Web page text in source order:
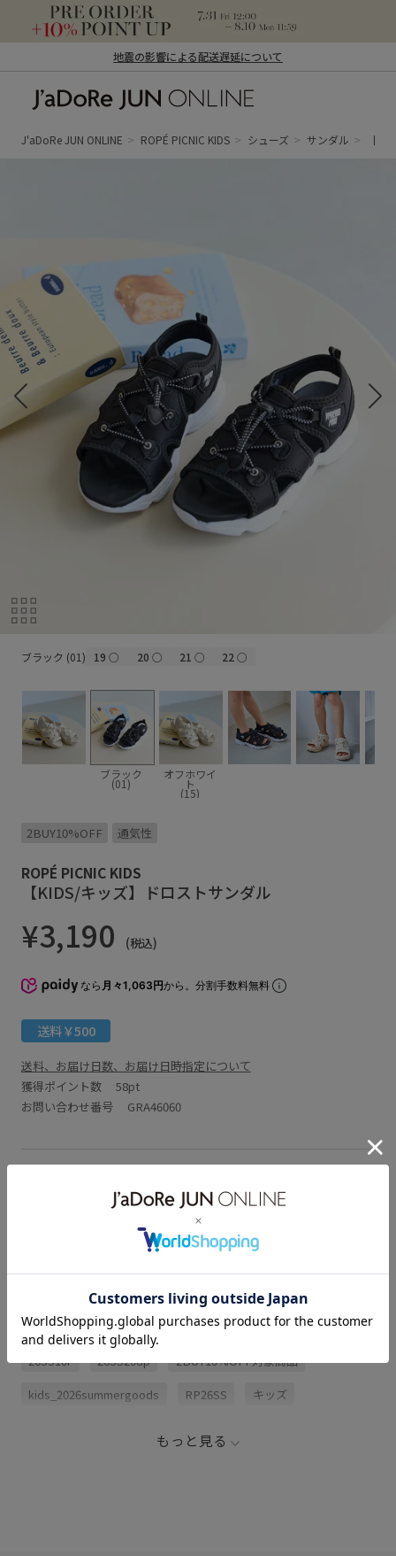
地震の影響による配送遅延について
ン オンライン）
J'aDoRe JUN ONLINE ROPÉ PICNIC KIDS シューズ サンダル 【
ブラック (01) 19○ 20 ○ 21 ○ 22 ○
ブラック
(01)
オフホワイ
ト
(15)
2BUY10%OFF 通気性
ROPÉ PICNIC KIDS
【KIDS/キッズ】ドロストサンダル
¥3,190 (税込)
なら 月々1,063円から。分割手数料無料
送料￥500
送料、お届け日数、お届け日時指定について
獲得ポイント数 58pt
お問い合わせ番号 GRA46060
サイズ・素材・お手入れ方法
関連タグ
26SS10r 26SS20dp 2BUY10%OFF対象商品
kids_2026summergoods RP26SS キッズ
もっと見る